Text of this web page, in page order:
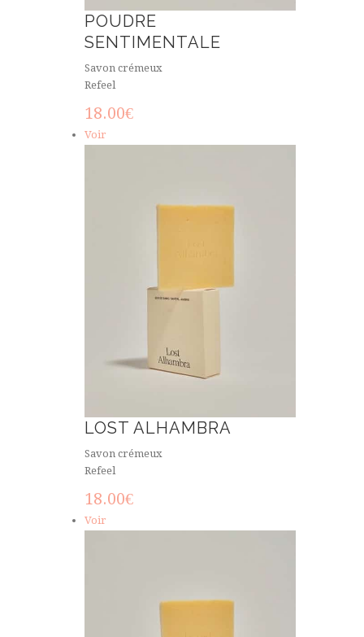
POUDRE
SENTIMENTALE
Savon crémeux
Refeel
18.00€
Voir
LOST ALHAMBRA
Savon crémeux
Refeel
18.00€
Voir